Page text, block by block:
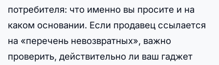
потребителя: что именно вы просите и на
каком основании. Если продавец ссылается
на «перечень невозвратных», важно
проверить, действительно ли ваш гаджет